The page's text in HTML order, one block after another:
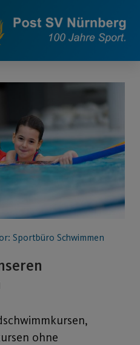
Sportbüro Schwimmen
ohne